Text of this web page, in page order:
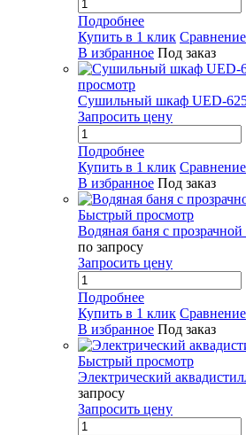
Подробнее
Купить в 1 клик Сравнение
В избранное Под заказ
просмотр
Сушильный шкаф UED-
Запросить цену
Подробнее
Купить в 1 клик Сравнение
В избранное Под заказ
Быстрый просмотр
Водяная баня с
по запросу
Запросить цену
Подробнее
Купить в 1 клик Сравнение
В избранное Под заказ
Быстрый просмотр
Электрический
запросу
Запросить цену